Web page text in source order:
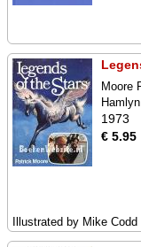
Moore
Hamlyn
1973
€ 5.95
Illustrated by Mike